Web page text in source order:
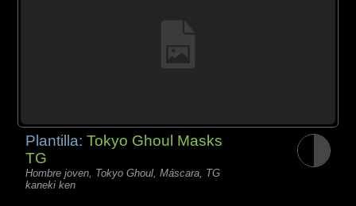
Plantilla:Tokyo Ghoul Masks
TG
Hombre joven, Tokyo Ghoul, Máscara, TG
kaneki ken